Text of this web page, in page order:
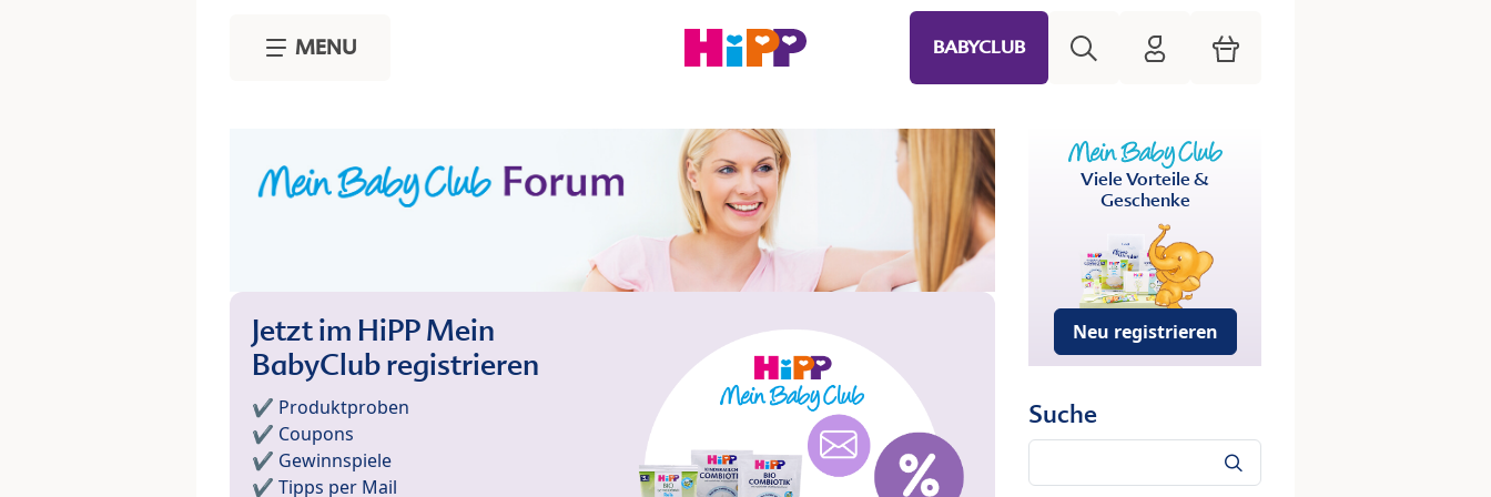
MENU BABYCLUB HiPP Mein Babyclub
Warenkorb
Jetzt im HiPP Mein
BabyClub registrieren
✔️ Produktproben
✔️ Coupons
✔️ Gewinnspiele
✔️ Tipps per Mail
Viele Vorteile &
Geschenke
Neu registrieren
Suche